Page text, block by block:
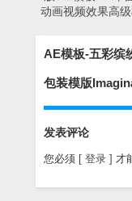
动画视频效果高
AE模板-五彩缤
包装模版
发表评论
您必须 [ 登录 ] 才